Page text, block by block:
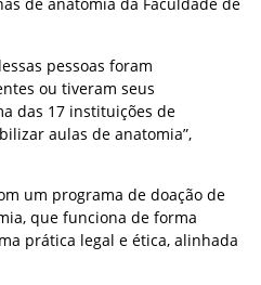
pessoas foram
ou tiveram seus
das 17 instituições de
aulas de anatomia”,
um programa de doação de
que funciona de forma
prática legal e ética, alinhada